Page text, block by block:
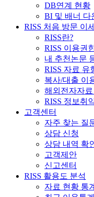
DB연계 현황
BI 및 배너 다
RISS 처음 방문 이
RISS란?
RISS 이용권
내 추천논문
RISS 자료 유
복사/대출 이
해외전자자
RISS 정보취
고객센터
자주 찾는 질
상담 신청
상담 내역 확
고객제안
신고센터
RISS 활용도 분석
자료 현황 통계